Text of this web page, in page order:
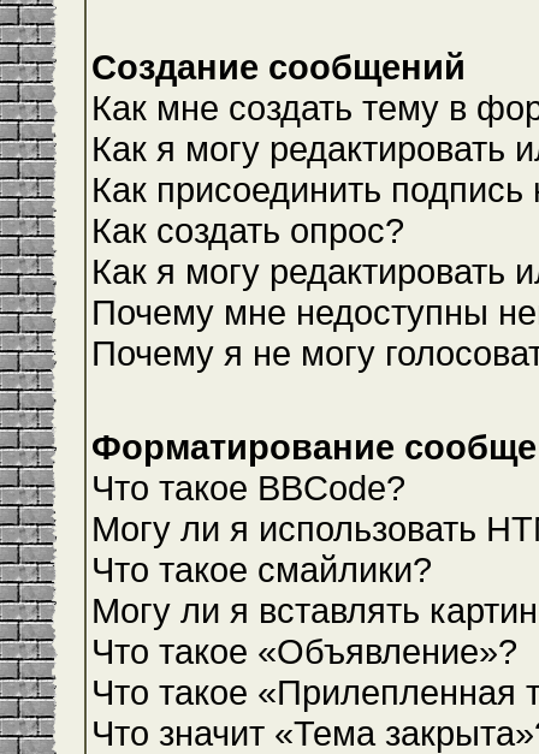
Создание сообщений
Как мне создать тему в
Как я могу редактировать
Как присоединить
Как создать опрос?
Как я могу редактировать
Почему мне недоступны
Почему я не могу
Форматирование
Что такое BBCode?
Могу ли я использовать
Что такое смайлики?
Могу ли я вставлять
Что такое «Объявление»?
Что такое «Прилепленная
Что значит «Тема